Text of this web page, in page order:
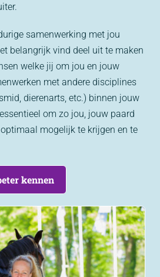
samenwerking met jou
belangrijk vind deel uit te maken
welke jij om jou en jouw
met andere disciplines
dierenarts, etc.) binnen jouw
om zo jou, jouw paard
mogelijk te krijgen en te
kennen